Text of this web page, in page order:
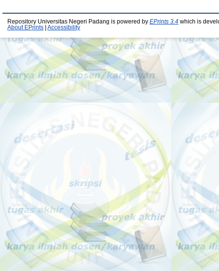
Repository Universitas Negeri Padang is powered by EPrints 3.4 which is
About EPrints
Accessibility